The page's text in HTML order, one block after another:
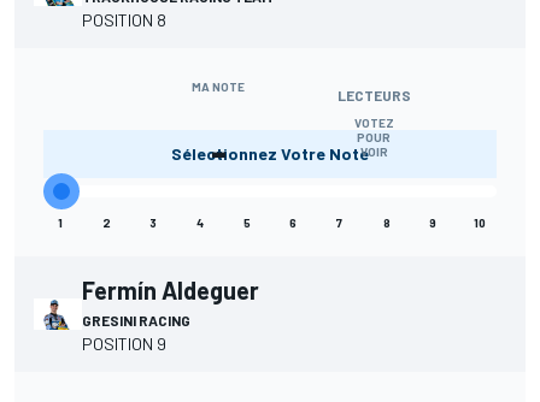
POSITION 8
MA NOTE
-
LECTEURS
VOTEZ
POUR
VOIR
Sélectionnez Votre Note
1 2 3 4 5 6 7 8 9 10
Fermín Aldeguer
GRESINI RACING
POSITION 9